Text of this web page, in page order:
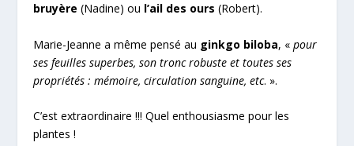
bruyère (Nadine) ou l’ail des ours (Robert).
Marie-Jeanne a même pensé au ginkgo biloba, «pour
ses feuilles superbes, son tronc robuste et toutes ses
propriétés : mémoire, circulation sanguine, etc. ».
C’est extraordinaire !!! Quel enthousiasme pour les
plantes !